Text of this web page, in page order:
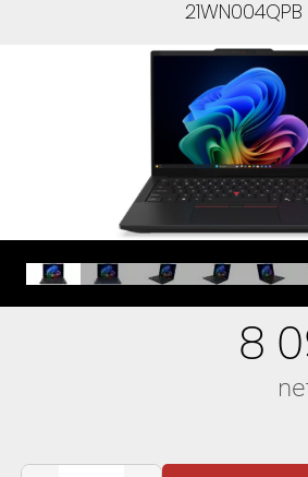
21WN004QPB
8